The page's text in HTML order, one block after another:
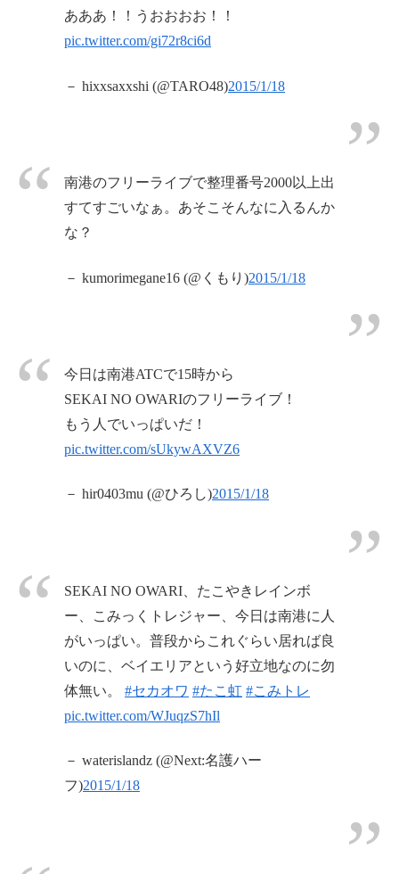
あああ！！うおおおお！！
pic.twitter.com/gi72r8ci6d
－ hixxsaxxshi (@TARO48)2015/1/18
南港のフリーライブで整理番号2000以上出
すてすごいなぁ。あそこそんなに入るんか
な？
－ kumorimegane16 (@くもり)2015/1/18
今日は南港ATCで15時から
SEKAI NO OWARIのフリーライブ！
もう人でいっぱいだ！
pic.twitter.com/sUkywAXVZ6
－ hir0403mu (@ひろし)2015/1/18
SEKAI NO OWARI、たこやきレインボ
ー、こみっくトレジャー、今日は南港に人
がいっぱい。普段からこれぐらい居れば良
いのに、ベイエリアという好立地なのに勿
体無い。 #セカオワ #たこ虹 #こみトレ
pic.twitter.com/WJuqzS7hIl
－ waterislandz (@Next:名護ハー
フ)2015/1/18